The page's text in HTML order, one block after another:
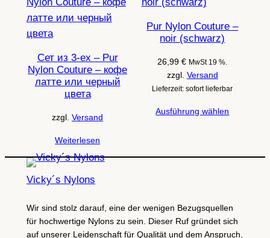
Сет из 3-ех – Pur
Nylon Couture – кофе
латте или черный
цвета
zzgl.Versand
Weiterlesen
Pur Nylon Couture –
noir (schwarz)
26,99€ MwSt 19 %.
zzgl. Versand
Lieferzeit: sofort lieferbar
Ausführung wählen
Vicky´s Nylons
Wir sind stolz darauf, eine der wenigen Bezugsquellen
für hochwertige Nylons zu sein. Dieser Ruf gründet sich
auf unserer Leidenschaft für Qualität und dem Anspruch,